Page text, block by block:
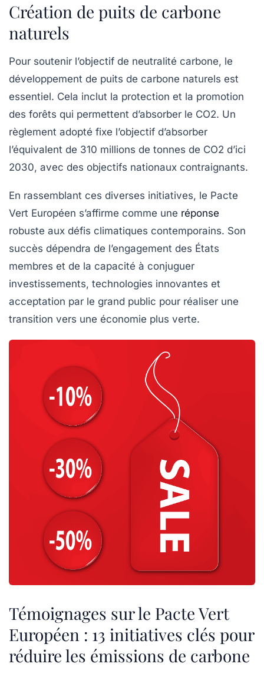
Création de puits de carbone
naturels
Pour soutenir l’objectif de neutralité carbone, le
développement de puits de carbone naturels est
essentiel. Cela inclut la protection et la promotion
des forêts qui permettent d’absorber le CO2. Un
règlement adopté fixe l’objectif d’absorber
l’équivalent de 310 millions de tonnes de CO2 d’ici
2030, avec des objectifs nationaux contraignants.
En rassemblant ces diverses initiatives, le Pacte
Vert Européen s’affirme comme une réponse
robuste aux défis climatiques contemporains. Son
succès dépendra de l’engagement des États
membres et de la capacité à conjuguer
investissements, technologies innovantes et
acceptation par le grand public pour réaliser une
transition vers une économie plus verte.
Témoignages sur le Pacte Vert
Européen : 13 initiatives clés pour
réduire les émissions de carbone